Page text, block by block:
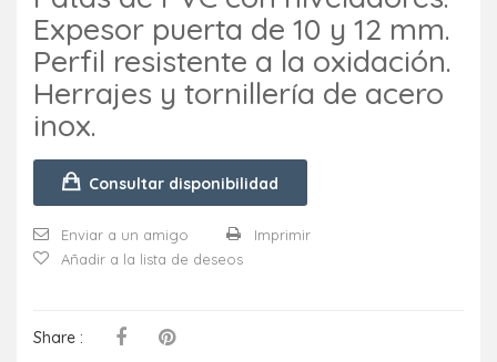
Expesor puerta de 10 y 12 mm.
Perfil resistente a la oxidación.
Herrajes y tornillería de acero
inox.
Consultar disponibilidad
Enviar a un amigo
Imprimir
Añadir a la lista de deseos
Share :